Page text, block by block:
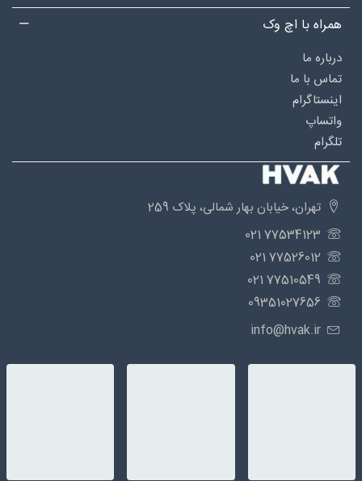
همراه با اچ وک
درباره‌ ما
تماس با ما
اینستاگرام
واتساپ
تلگرام
تهران، خیابان بهار شمالی، پلاک 259
77534123 021
77526012 021
77510549 021
09351027656
info@hvak.ir